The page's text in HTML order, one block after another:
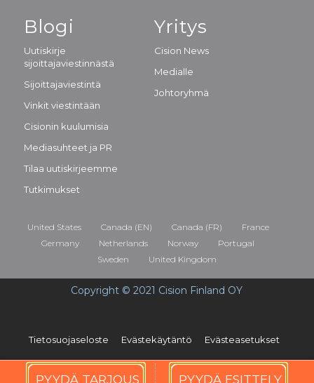
PYYDÄ TARJOUS PYYDÄ ESITTELY
Blogi
Uutiskirje
sijoittajaviestinnästä
Sijoittajaviestintä
Vinkit viestintään
Cisionin kuulumisia
Mediasuhteet ja PR
Tilaa uutiskirjeemme
Tutkimukset
Yritys
Cision News
Medialle
Johtoryhmä
United States Canada (EN) Canada (FR)
France
Germany
Netherlands Norway
Portugal
Sweden
United Kingdom
Copyright © 2021 Cision Finland OY
Tietosuojaseloste Evästekäytäntö Evästeasetukset